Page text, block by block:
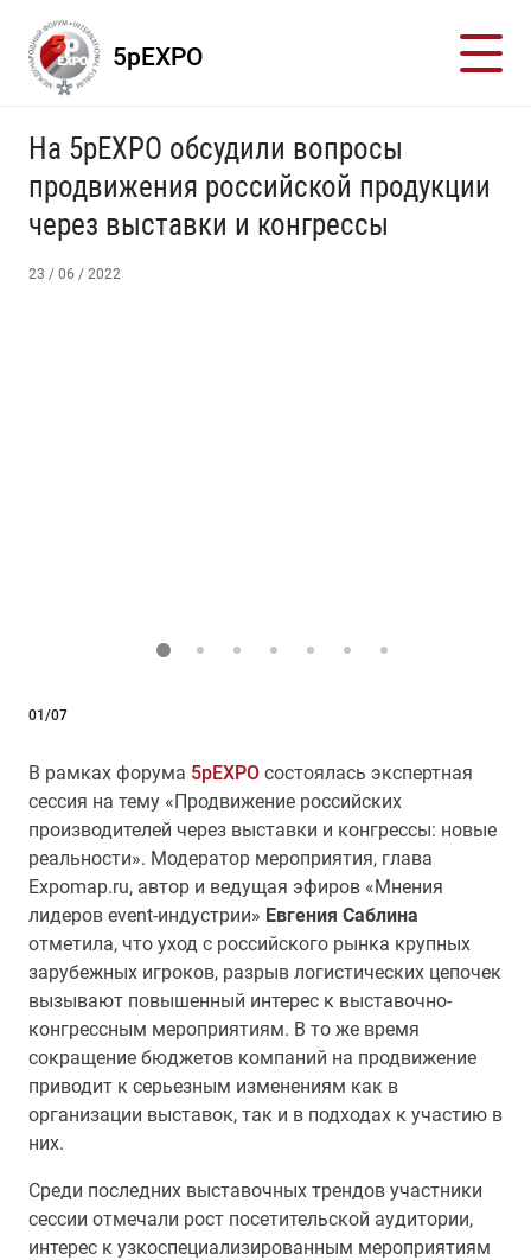
5pEXPO
На 5pEXPO обсудили вопросы
продвижения российской продукции
через выставки и конгрессы
23 / 06 / 2022
01/07
В рамках форума 5pEXPO состоялась экспертная
сессия на тему «Продвижение российских
производителей через выставки и конгрессы: новые
реальности». Модератор мероприятия, глава
Expomap.ru, автор и ведущая эфиров «Мнения
лидеров event-индустрии» Евгения Саблина
отметила, что уход с российского рынка крупных
зарубежных игроков, разрыв логистических цепочек
вызывают повышенный интерес к выставочно-
конгрессным мероприятиям. В то же время
сокращение бюджетов компаний на продвижение
приводит к серьезным изменениям как в
организации выставок, так и в подходах к участию в
них.
Среди последних выставочных трендов участники
сессии отмечали рост посетительской аудитории,
интерес к узкоспециализированным мероприятиям